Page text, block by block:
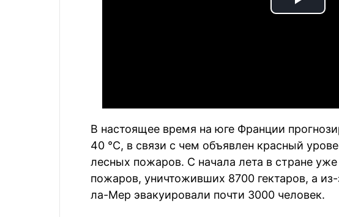
Play
В настоящее время на юге Франции
40 °C, в связи с чем объявлен красный
лесных пожаров. С начала лета в стране
пожаров, уничтоживших 8700 гектаров, а
ла-Мер эвакуировали почти 3000 человек.